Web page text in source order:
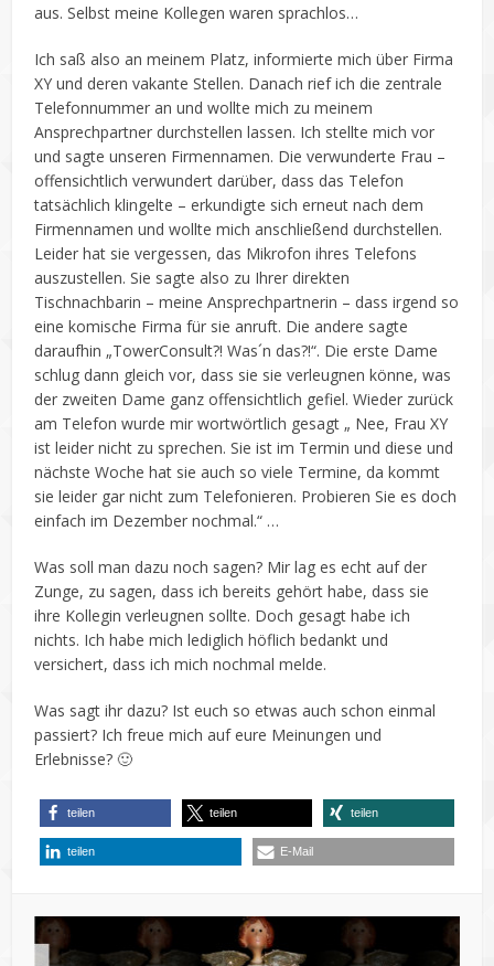
aus. Selbst meine Kollegen waren sprachlos…
Ich saß also an meinem Platz, informierte mich über Firma
XY und deren vakante Stellen. Danach rief ich die zentrale
Telefonnummer an und wollte mich zu meinem
Ansprechpartner durchstellen lassen. Ich stellte mich vor
und sagte unseren Firmennamen. Die verwunderte Frau –
offensichtlich verwundert darüber, dass das Telefon
tatsächlich klingelte – erkundigte sich erneut nach dem
Firmennamen und wollte mich anschließend durchstellen.
Leider hat sie vergessen, das Mikrofon ihres Telefons
auszustellen. Sie sagte also zu Ihrer direkten
Tischnachbarin – meine Ansprechpartnerin – dass irgend so
eine komische Firma für sie anruft. Die andere sagte
daraufhin „TowerConsult?! Was´n das?!“. Die erste Dame
schlug dann gleich vor, dass sie sie verleugnen könne, was
der zweiten Dame ganz offensichtlich gefiel. Wieder zurück
am Telefon wurde mir wortwörtlich gesagt „ Nee, Frau XY
ist leider nicht zu sprechen. Sie ist im Termin und diese und
nächste Woche hat sie auch so viele Termine, da kommt
sie leider gar nicht zum Telefonieren. Probieren Sie es doch
einfach im Dezember nochmal.“ …
Was soll man dazu noch sagen? Mir lag es echt auf der
Zunge, zu sagen, dass ich bereits gehört habe, dass sie
ihre Kollegin verleugnen sollte. Doch gesagt habe ich
nichts. Ich habe mich lediglich höflich bedankt und
versichert, dass ich mich nochmal melde.
Was sagt ihr dazu? Ist euch so etwas auch schon einmal
passiert? Ich freue mich auf eure Meinungen und
Erlebnisse? 🙂
teilen teilen teilen
teilen E-Mail